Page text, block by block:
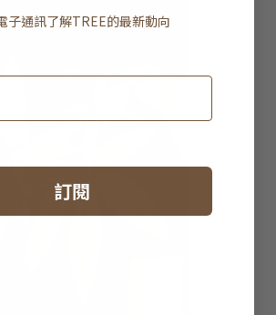
子通訊了解TREE的最新動向
訂閱